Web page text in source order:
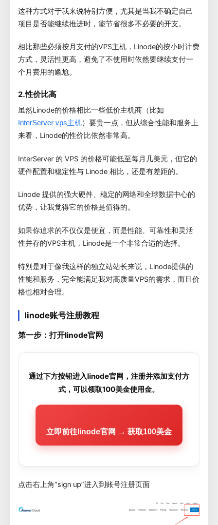
这种方式对于我来说特别方便，尤其是当我不确定自己
项目是否能继续推进时，能节省很多不必要的开支。
相比那些必须按月支付的VPS主机，Linode的按小时计费
方式，灵活性更高，避免了不使用时依然要继续支付一
个月费用的尴尬。
2.性价比高
虽然Linode的价格相比一些低价主机商（比如
InterServer vps主机）要贵一点，但从综合性能和服务上
来看，Linode的性价比依然非常高。
InterServer 的 VPS 的价格可能低至每月几美元，但它的
硬件配置和稳定性与 Linode 相比，还是有差距的。
Linode 提供的强大硬件、稳定的网络和全球数据中心的
优势，让我觉得它的价格是值得的。
如果你追求的不仅仅是便宜，而是性能、可靠性和灵活
性并存的VPS主机，Linode是一个非常合适的选择。
特别是对于像我这样的独立站站长来说，Linode提供的
性能和服务，完全能满足我对高质量VPS的需求，而且价
格也相对合理。
linode账号注册教程
第一步：打开linode官网
通过下方按钮进入linode官网，注册并添加支付方
式，可以领取100美金使用金。
立即前往linode官网 → 获取100美金
点击右上角“sign up”进入到账号注册页面